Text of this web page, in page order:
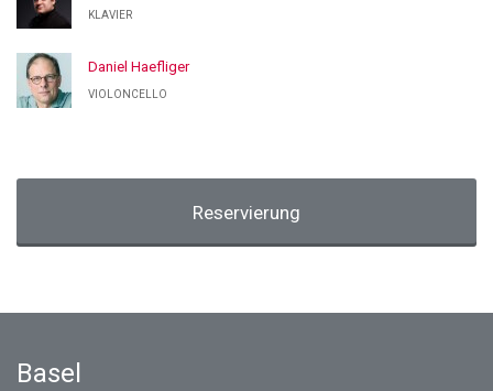
KLAVIER
Daniel Haefliger
VIOLONCELLO
Reservierung
Basel